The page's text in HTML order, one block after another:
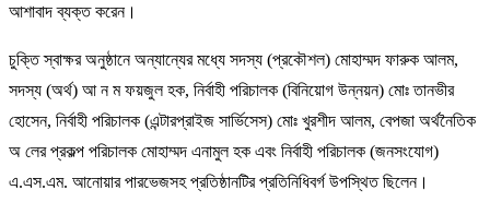
আশাবাদ ব্যক্ত করেন।
চুক্তি স্বাক্ষর অনুষ্ঠানে অন্যান্যের মধ্যে সদস্য (প্রকৌশল) মোহাম্মদ ফারুক আলম,
সদস্য (অর্থ) আ ন ম ফয়জুল হক, নির্বাহী পরিচালক (বিনিয়োগ উন্নয়ন) মোঃ তানভীর
হোসেন, নির্বাহী পরিচালক (এন্টারপ্রাইজ সার্ভিসেস) মোঃ খুরশীদ আলম, বেপজা অর্থনৈতিক
অ লের প্রকল্প পরিচালক মোহাম্মদ এনামুল হক এবং নির্বাহী পরিচালক (জনসংযোগ)
এ.এস.এম. আনোয়ার পারভেজসহ প্রতিষ্ঠানটির প্রতিনিধিবর্গ উপস্থিত ছিলেন।